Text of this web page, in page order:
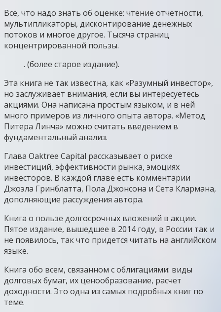
Все, что надо знать об оценке: чтение отчетности,
мультипликаторы, дисконтирование денежных
потоков и многое другое. Тысяча страниц
концентрированной пользы.
. (более старое издание).
Эта книга не так известна, как «Разумный инвестор»,
но заслуживает внимания, если вы интересуетесь
акциями. Она написана простым языком, и в ней
много примеров из личного опыта автора. «Метод
Питера Линча» можно считать введением в
фундаментальный анализ.
Глава Oaktree Capital рассказывает о риске
инвестиций, эффективности рынка, эмоциях
инвесторов. В каждой главе есть комментарии
Джоэла Гринблатта, Пола Джонсона и Сета Клармана,
дополняющие рассуждения автора.
Книга о пользе долгосрочных вложений в акции.
Пятое издание, вышедшее в 2014 году, в России так и
не появилось, так что придется читать на английском
языке.
Книга обо всем, связанном с облигациями: виды
долговых бумаг, их ценообразование, расчет
доходности. Это одна из самых подробных книг по
теме.